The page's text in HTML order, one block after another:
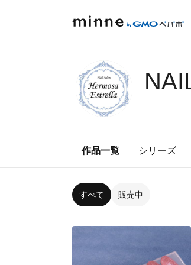
作品一覧 シリーズ
すべて 販売中